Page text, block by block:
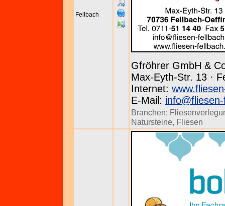
Fellbach
Gfröhrer GmbH &
Max-Eyth-Str. 13 ·
Internet:
E-Mail:
Branchen:
Natursteine, Fliesen